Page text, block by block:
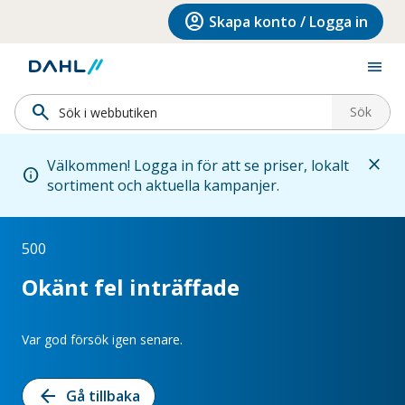
Hoppa till huvudinnehållet account_circle Skapa konto / Logga in
menu
search Sök
info Välkommen! Logga in för att se priser, lokalt
sortiment och aktuella kampanjer.
close
500
Okänt fel inträffade
Var god försök igen senare.
arrow_back Gå tillbaka